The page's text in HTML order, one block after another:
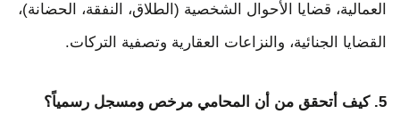
العمالية، قضايا الأحوال الشخصية (الطلاق، النفقة، الحضانة)،
القضايا الجنائية، والنزاعات العقارية وتصفية التركات.
5. كيف أتحقق من أن المحامي مرخص ومسجل رسمياً؟